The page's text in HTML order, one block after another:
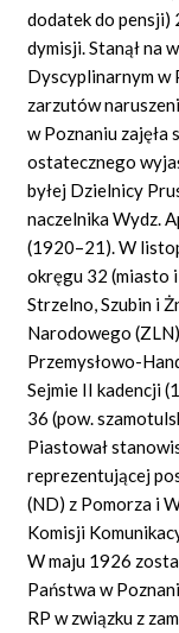
dodatek do pensji)
dymisji. Stanął na
Dyscyplinarnym w
zarzutów
w Poznaniu zajęła
ostatecznego
byłej Dzielnicy
naczelnika Wydz.
(1920–21). W
okręgu 32 (miasto
Strzelno, Szubin i
Narodowego
Przemysłowo-
Sejmie II kadencji
36 (pow.
Piastował
reprezentującej
(ND) z Pomorza i
Komisji
W maju 1926
Państwa w
RP w związku z